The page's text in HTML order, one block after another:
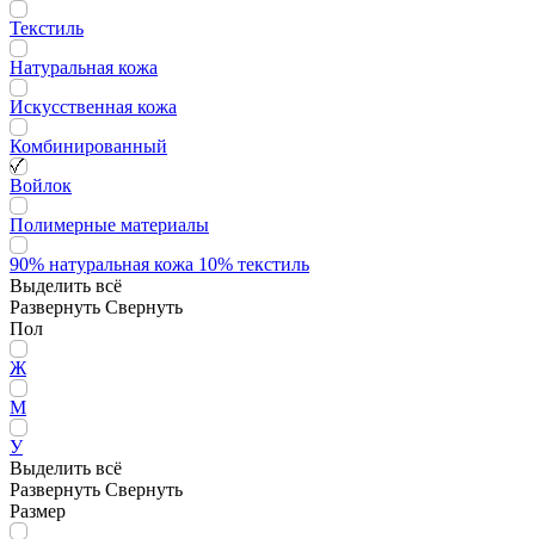
Текстиль
Натуральная кожа
Искусственная кожа
Комбинированный
Войлок
Полимерные материалы
90% натуральная кожа 10% текстиль
Выделить всё
Развернуть Свернуть
Пол
Ж
М
У
Выделить всё
Развернуть Свернуть
Размер